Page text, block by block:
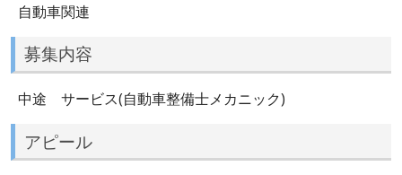
自動車関連
募集内容
中途 サービス(自動車整備士メカニック)
アピール